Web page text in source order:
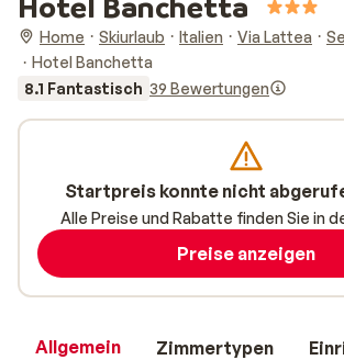
Home Skiurlaub Italien Via Lattea
Hotel Banchetta
8.1 Fantastisch 39 Bewertungen
Allgemein Zimmertypen
Startpreis konnte nicht
Alle Preise und Rabatte finden Sie in
Preise anzeigen